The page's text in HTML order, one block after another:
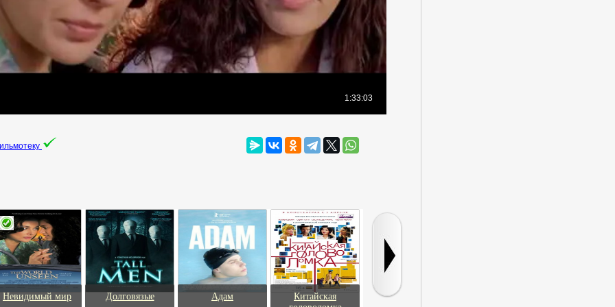
Невидимый мир Долговязые Адам
Китайская
Золотая рыбка